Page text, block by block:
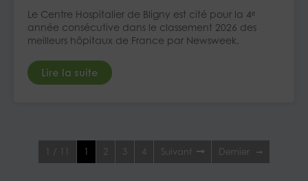
Le Centre Hospitalier de Bligny est cité pour la 4ᵉ
année consécutive dans le classement 2026 des
meilleurs hôpitaux de France par Newsweek.
Lire la suite
1 / 11 1 2 3 4 Suivant Dernier